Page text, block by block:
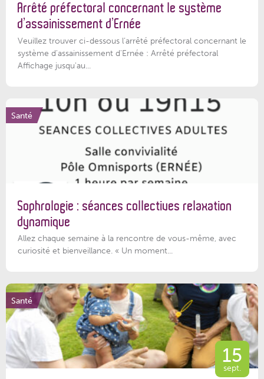
Arrêté préfectoral concernant le système
d’assainissement d’Ernée
Veuillez trouver ci-dessous l’arrêté préfectoral concernant le
système d'assainissement d'Ernée : Arrêté préfectoral
Affichage jusqu'au...
Santé
Sophrologie : séances collectives relaxation
dynamique
Allez chaque semaine à la rencontre de vous-même, avec
curiosité et bienveillance. « Un moment...
Santé
15
sept.